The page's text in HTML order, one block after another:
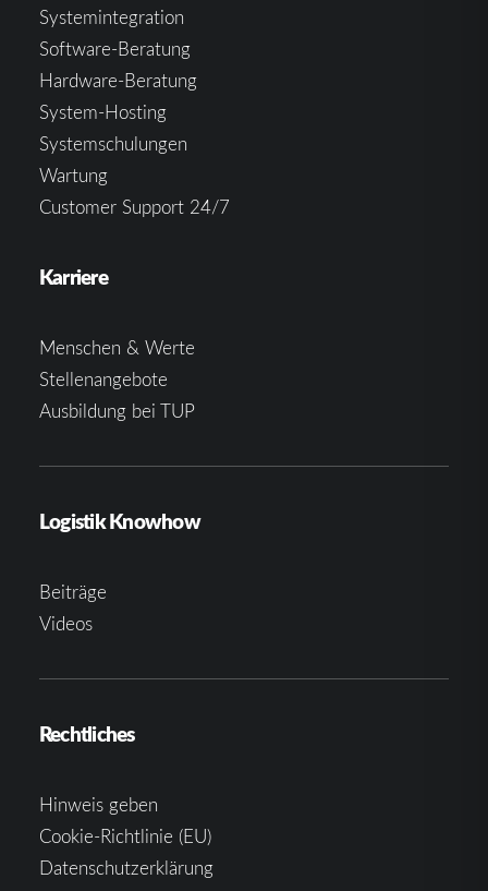
Systemintegration
Software-Beratung
Hardware-Beratung
System-Hosting
Systemschulungen
Wartung
Customer Support 24/7
Karriere
Menschen & Werte
Stellenangebote
Ausbildung bei TUP
Logistik Knowhow
Beiträge
Videos
Rechtliches
Hinweis geben
Cookie-Richtlinie (EU)
Datenschutzerklärung